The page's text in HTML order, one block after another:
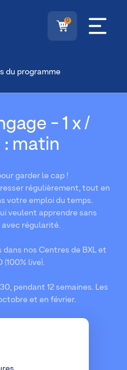
0
du programme
- 1 x /
: matin
garder le cap !
régulièrement, tout en
votre emploi du temps.
veulent apprendre sans
régularité.
nos Centres de BXL et
(100% live).
pendant 12 semaines. Les
et en février.